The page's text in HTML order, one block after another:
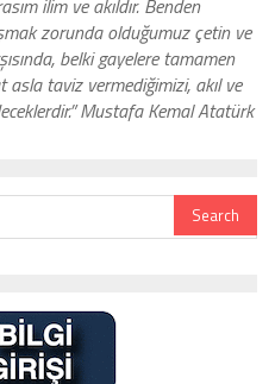
ilim ve akıldır. Benden
zorunda olduğumuz çetin ve
belki gayelere tamamen
asla taviz vermediğimizi, akıl ve
Mustafa Kemal Atatürk